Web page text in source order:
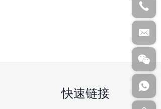
快速链接